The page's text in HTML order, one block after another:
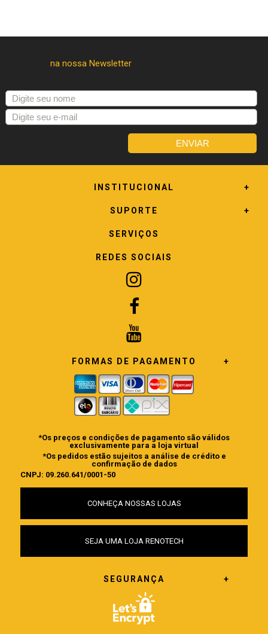
INSTITUCIONAL
SUPORTE
SERVIÇOS
REDES SOCIAIS
FORMAS DE PAGAMENTO
*Os preços e condições de pagamento são válidos
exclusivamente para a loja virtual
*Os pedidos estão sujeitos a análise de crédito e
confirmação de dados
CNPJ: 09.260.641/0001-50
CONHEÇA NOSSAS LOJAS
SEJA UMA LOJA RENOTECH
SEGURANÇA